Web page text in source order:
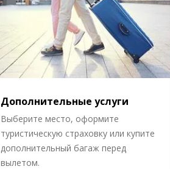
Дополнительные услуги
Выберите место, оформите
туристическую страховку или купите
дополнительный багаж перед
вылетом.